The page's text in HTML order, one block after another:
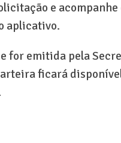
e
aplicativo.
for emitida pela
ficará